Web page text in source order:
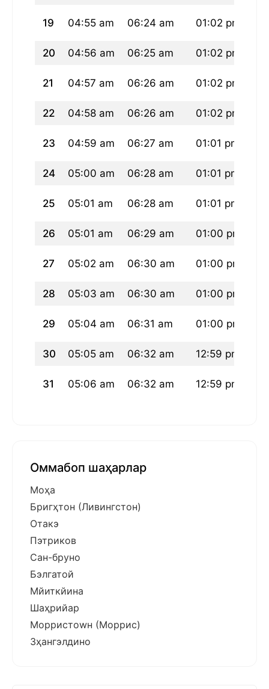
19 04:55 am 06:24 am 01:02 pm
20 04:56 am 06:25 am 01:02 pm
21 04:57 am 06:26 am 01:02 pm
22 04:58 am 06:26 am 01:02 pm
23 04:59 am 06:27 am 01:01 pm
24 05:00 am 06:28 am 01:01 pm
25 05:01 am 06:28 am 01:01 pm
26 05:01 am 06:29 am 01:00 pm
27 05:02 am 06:30 am 01:00 pm
28 05:03 am 06:30 am 01:00 pm
29 05:04 am 06:31 am 01:00 pm
30 05:05 am 06:32 am 12:59 pm
31 05:06 am 06:32 am 12:59 pm
Оммабоп шаҳарлар
Моҳа
Бригҳтон (Ливингстон)
Отакэ
Пэтриков
Сан-бруно
Бэлгатой
Мйиткйина
Шаҳрийар
Морристоwн (Моррис)
Зҳангэлдино